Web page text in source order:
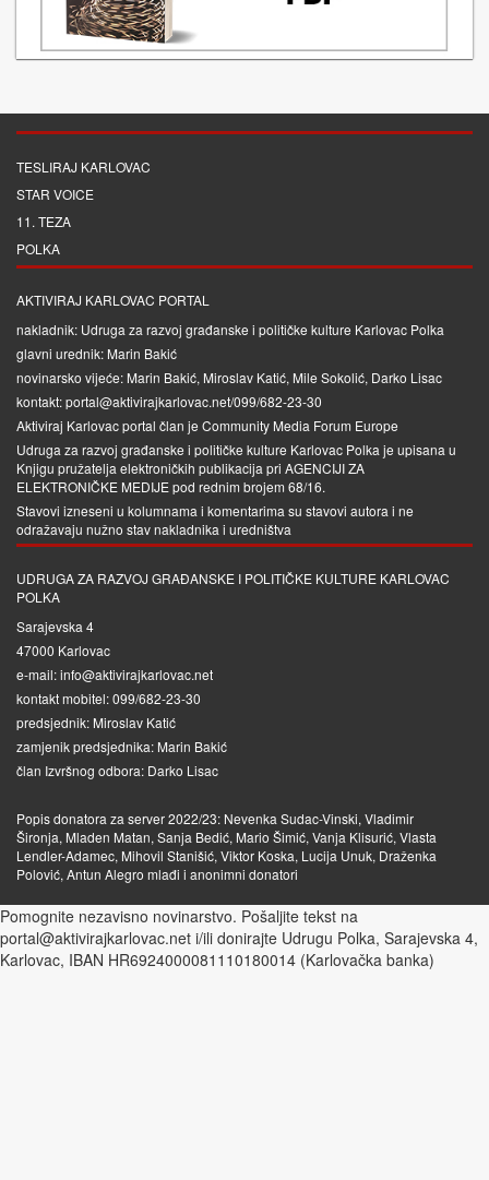
TESLIRAJ KARLOVAC
STAR VOICE
11. TEZA
POLKA
AKTIVIRAJ KARLOVAC PORTAL
nakladnik: Udruga za razvoj građanske i političke kulture Karlovac Polka
glavni urednik: Marin Bakić
novinarsko vijeće: Marin Bakić, Miroslav Katić, Mile Sokolić, Darko Lisac
kontakt: portal@aktivirajkarlovac.net/099/682-23-30
Aktiviraj Karlovac portal član je Community Media Forum Europe
Udruga za razvoj građanske i političke kulture Karlovac Polka je upisana u
Knjigu pružatelja elektroničkih publikacija pri AGENCIJI ZA
ELEKTRONIČKE MEDIJEpod rednim brojem 68/16.
Stavovi izneseni u kolumnama i komentarima su stavovi autora i ne
odražavaju nužno stav nakladnika i uredništva
UDRUGA ZA RAZVOJ GRAĐANSKE I POLITIČKE KULTURE KARLOVAC
POLKA
Sarajevska 4
47000 Karlovac
e-mail: info@aktivirajkarlovac.net
kontakt mobitel: 099/682-23-30
predsjednik: Miroslav Katić
zamjenik predsjednika: Marin Bakić
član Izvršnog odbora: Darko Lisac
Popis donatora za server 2022/23: Nevenka Sudac-Vinski, Vladimir
Šironja, Mladen Matan, Sanja Bedić, Mario Šimić, Vanja Klisurić, Vlasta
Lendler-Adamec, Mihovil Stanišić, Viktor Koska, Lucija Unuk, Draženka
Polović, Antun Alegro mlađi i anonimni donatori
Pomognite nezavisno novinarstvo. Pošaljite tekst na
portal@aktivirajkarlovac.net i/ili donirajte Udrugu Polka, Sarajevska 4,
Karlovac, IBAN HR6924000081110180014 (Karlovačka banka)